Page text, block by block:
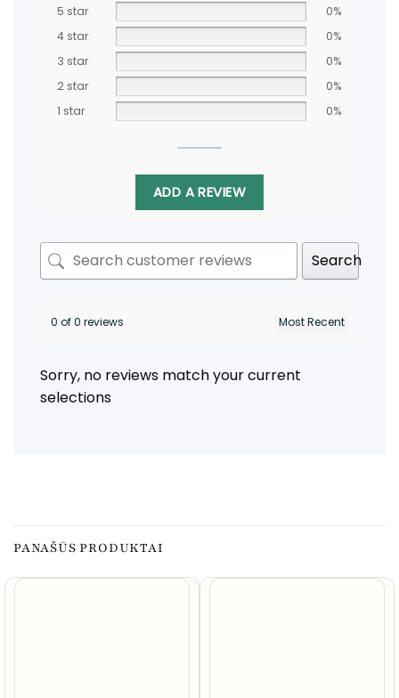
5 star
0%
4 star
0%
3 star
0%
2 star
0%
1 star
0%
ADD A REVIEW
Search
0 of 0 reviews
Sorry, no reviews match your current
selections
PANAŠŪS PRODUKTAI